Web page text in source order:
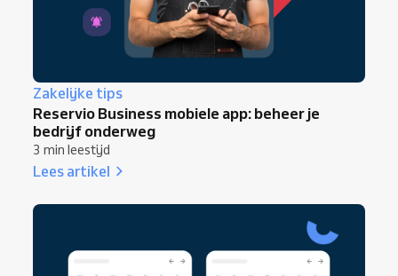
Zakelijke tips
Reservio Business mobiele app: beheer je
bedrijf onderweg
3 min leestijd
Lees artikel